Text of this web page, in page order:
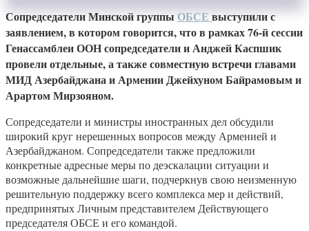
Сопредседатели Минской группыОБСЕвыступили с
заявлением, в котором говорится, что в рамках 76-й сессии
Генассамблеи ООН сопредседатели и Анджей Каспшик
провели отдельные, а также совместную встречи главами
МИД Азербайджана и Армении Джейхуном Байрамовым и
Арартом Мирзояном.
Сопредседатели и министры иностранных дел обсудили
широкий круг нерешенных вопросов между Арменией и
Азербайджаном. Сопредседатели также предложили
конкретные адресные меры по деэскалации ситуации и
возможные дальнейшие шаги, подчеркнув свою неизменную
решительную поддержку всего комплекса мер и действий,
предпринятых Личным представителем Действующего
председателя ОБСЕ и его командой.